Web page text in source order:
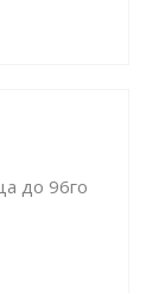
до 96го